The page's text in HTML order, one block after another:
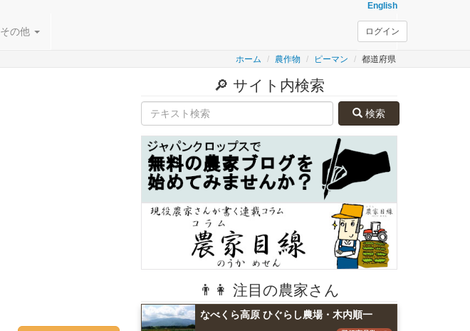
English
その他 ログイン
ホーム 農作物 ピーマン 都道府県
🔎 サイト内検索
検索
👨👩 注目の農家さん
なべくら高原 ひぐらし農場・木内順一